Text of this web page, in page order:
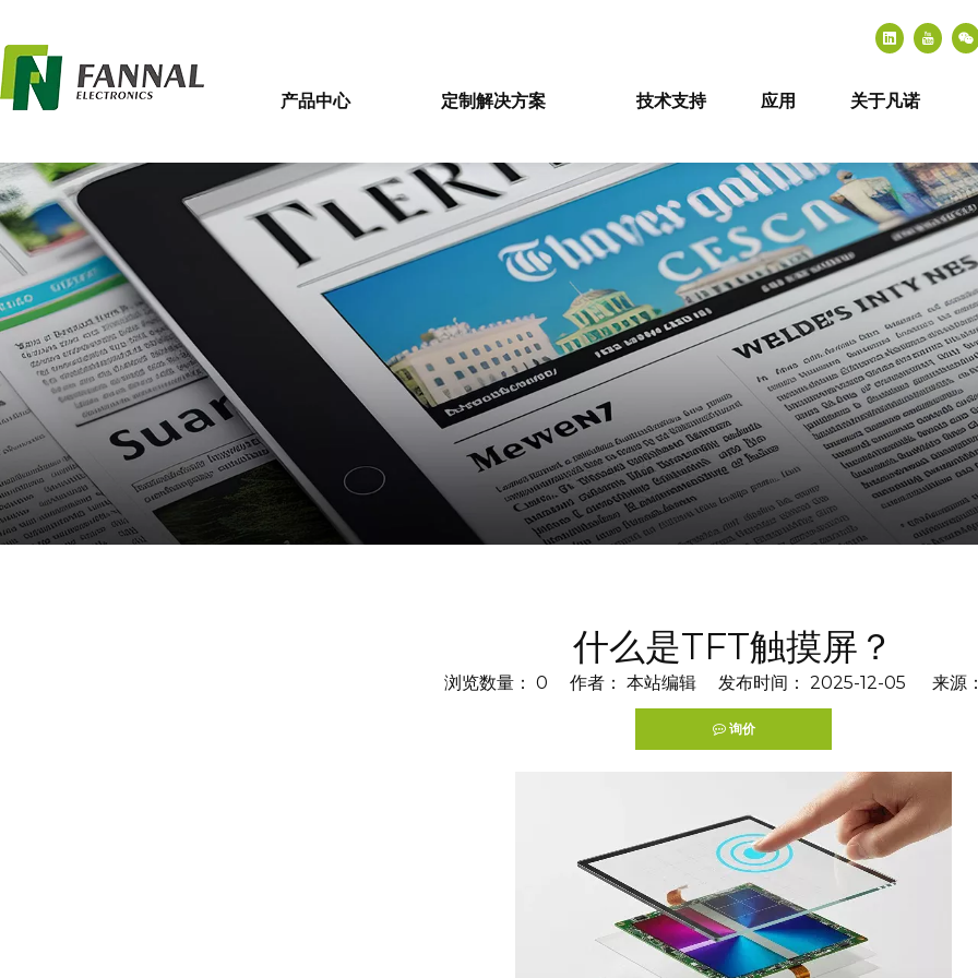
产品中心 定制解决方案 技术支持 应用 关于凡诺
什么是TFT触摸屏？
浏览数量： 0 作者： 本站编辑 发布时间： 2025-12-05 来源
询价